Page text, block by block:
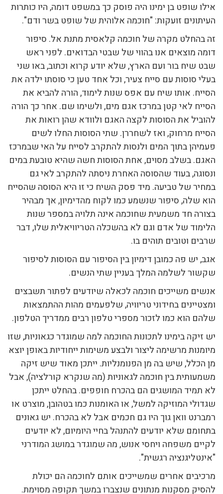
אילו שופט בן ימינו היה פוסק כך במשפט דומה, היו כותרות
העיתונים זועקות: "חוכמה אלוהית של שופט בשר ודם".
זה בהחלט מקרה של חוכמה קלאסית מתנת אל. סיפור
דומה מוצאים אנו בהווי של שבטי הבדואים. לפני ראש
שבט שיח בור ועם הארץ, שלא יודע קרוא וכתוב, באו שני
בעלי סוסות עם סייח צעיר, וכל אחד טען כי סוסתו ילדה את
הסייח. אותו שיח עם אפס שנות לימוד, הורה להביא את
הסייח לאי קטן במרכז אגם מים, ולשימו שם. אחר כך הורה
להוביל את הסוסות לקצה האגם ולוודא שהן רואות את
הסייח מרחוק, ואז לשחררן. שתי הסוסות החלו לשים
פעמיהן בתוך המים ולנסות להתקרב לסייח על האי שבמרכז
האגם. בשלב מסוים, אחת הסוסות חשה שהיא טובעת במים
ונסוגה, בעוד שהסוסה האחרת ניסתה להתקרב לאי גם
במחיר של טביעה. מיד פסק השיח כי זו היא הסוסה שהסייח
הוא שלה, סיפור שנשמע כמו לקוח מהדימיון, אך מבהיר
בצורה חד משמעית שחוכמה אינה תלויה במספר שנות
הלימוד של אדם וגם לא בהשכלה הטריוויאלית שלו, דבר
שרבים וטובים תוהים בו.
אגב, יש פה כמובן דימיון בין הסיפור עם הסוסות לסיפור
שקשור לשלמה המלך בעניין שתי הנשים.
אנשים משייכים חוכמה לכאלה שיודעים לפתור תשבצים
ומצטיינים בחידוני טריוויה, שלפעמים מהות ההתמצאות
שלהם הוא כמו לזכור מספרי טלפון רבים ממדריך הטלפון.
יש זיקה בימינו לתכונות החוכמה למה שמוגדר כגאוניות, שזו
מיומנות מרשימה ליצור ולבצע משימות ייחודיות באופן יוצא
מן הכלל, שיש בה מן הפנומנליות. ייתכן מאוד שיש זיקה
משמעותית בין חוכמה לגאוניות (מה שנקרא קורלציה), אבל
לא תמיד המושגים הם בהכרח חופפים. בהחלט ייתכן
שגדולי המוזיקה למשל, או האומנות כמו בטהובן, מוצרט או
רמברנט וואן גוך היו גם חכמים אבל לא בהכרח. יש גאונים
בתחומם שלא יודעים להתנהל בחיי היומיום, לא יודעים
לקיים משפחה ויחסי אנוש, מה שמוגדר במושג המודרני
"אינטליגנציה רגשית".
מרכיבים אחרים שמשייכים אותם לחוכמה הם יכולת
להסיק מסקנות מנתונים שנצברו במשך תקופה מסוימת.